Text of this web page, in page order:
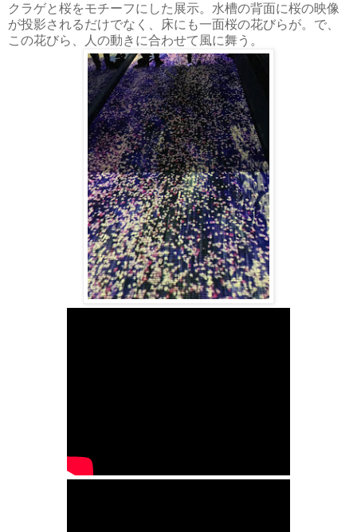
クラゲと桜をモチーフにした展示。水槽の背面に桜の映像
が投影されるだけでなく、床にも一面桜の花びらが。で、
この花びら、人の動きに合わせて風に舞う。